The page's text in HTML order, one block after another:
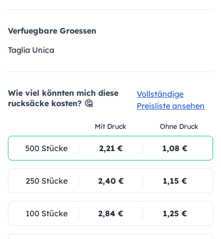
Verfuegbare Groessen
Taglia Unica
Wie viel könnten mich diese
rucksäcke kosten? 🤔
Vollständige
Preisliste ansehen
Mit Druck Ohne Druck
500 Stücke 2,21 € 1,08 €
250 Stücke 2,40 € 1,15 €
100 Stücke 2,84 € 1,25 €